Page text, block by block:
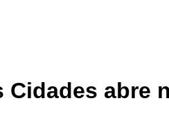
Cidades abre